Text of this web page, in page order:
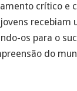
crítico e
recebiam
os para o
do